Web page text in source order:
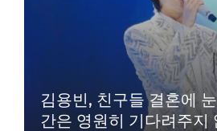
김용빈, 친구들 결혼에
간은 영원히 기다려주지